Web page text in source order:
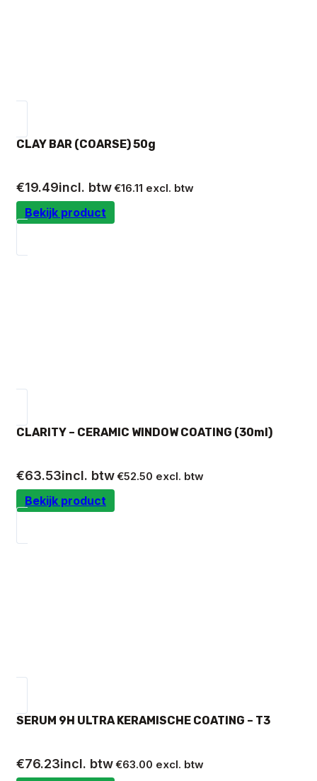
CLAY BAR (COARSE) 50g
€19.49incl. btw€16.11 excl. btw
Bekijk product
CLARITY – CERAMIC WINDOW COATING (30ml)
€63.53incl. btw€52.50 excl. btw
Bekijk product
SERUM 9H ULTRA KERAMISCHE COATING – T3
€76.23incl. btw€63.00 excl. btw